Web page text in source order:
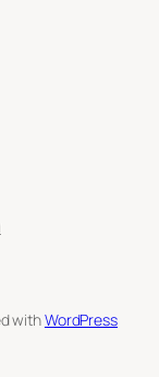
withWordPress